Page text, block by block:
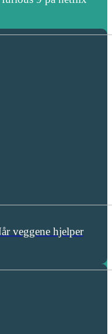
veggene hjelper